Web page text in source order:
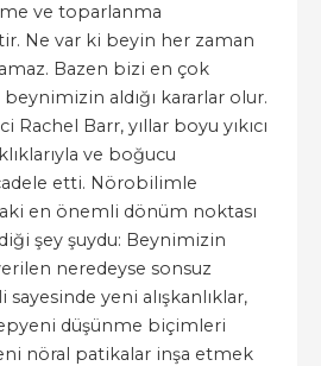
ve toparlanma
Ne var ki beyin her zaman
Bazen bizi en çok
aldığı kararlar olur.
Barr, yıllar boyu yıkıcı
ve boğucu
etti. Nörobilimle
en önemli dönüm noktası
şey şuydu: Beynimizin
neredeyse sonsuz
yeni alışkanlıklar,
düşünme biçimleri
nöral patikalar inşa etmek